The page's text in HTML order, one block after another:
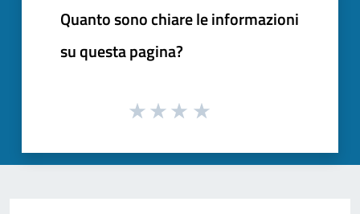
Quanto sono chiare le informazioni
su questa pagina?